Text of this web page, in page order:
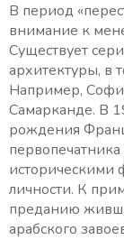
В период
внимание к
Существует
архитектуры, в
Например,
Самарканде. В
рождения
историческими
личности. К
преданию
арабского